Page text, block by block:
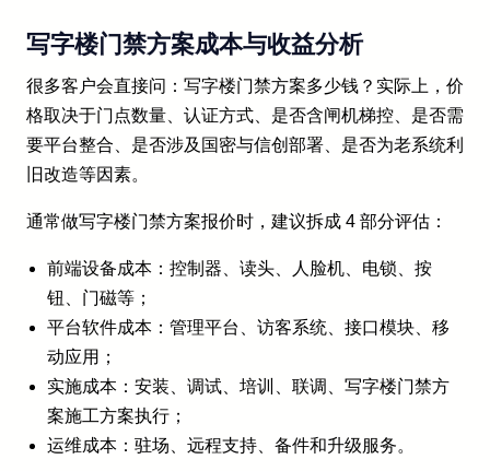
写字楼门禁方案成本与收益分析
很多客户会直接问：写字楼门禁方案多少钱？实际上，价
格取决于门点数量、认证方式、是否含闸机梯控、是否需
要平台整合、是否涉及国密与信创部署、是否为老系统利
旧改造等因素。
通常做写字楼门禁方案报价时，建议拆成 4 部分评估：
前端设备成本：控制器、读头、人脸机、电锁、按
钮、门磁等；
平台软件成本：管理平台、访客系统、接口模块、移
动应用；
实施成本：安装、调试、培训、联调、写字楼门禁方
案施工方案执行；
运维成本：驻场、远程支持、备件和升级服务。